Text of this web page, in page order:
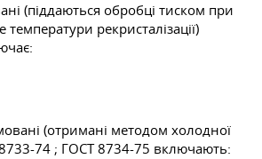
(піддаються обробці тиском при
рекристалізації)
(отримані методом холодної
74 ; ГОСТ 8734-75 включають: